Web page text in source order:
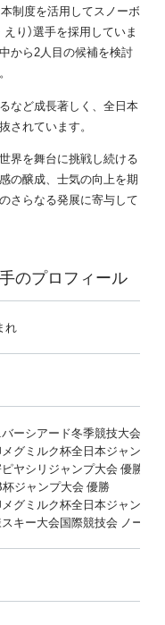
制度を活用してスノーボ
り）選手を採用していま
から2人目の候補を検討
など成長著しく、全日本
されています。
界を舞台に挑戦し続ける
の醸成、士気の向上を期
さらなる発展に寄与して
のプロフィール
れ
ーシアード冬季競技大会 個
グミルク杯全日本ジャンプ
ヤシリジャンプ大会 優勝
ジャンプ大会 優勝
グミルク杯全日本ジャンプ
キー大会国際競技会 ノーマ